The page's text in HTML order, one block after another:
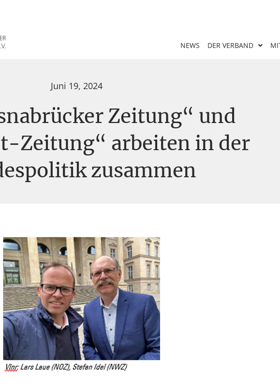
NEWS DER VERBAND
Juni 19, 2024
Zeitung“ und
Zeitung“ arbeiten in der
zusammen